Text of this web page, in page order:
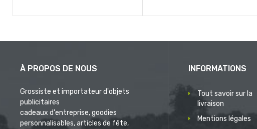
À PROPOS DE NOUS
Grossiste et importateur d'objets
publicitaires
cadeaux d'entreprise, goodies
personnalisables, articles de fête,
INFORMATIONS
Tout savoir sur la
livraison
Mentions légales